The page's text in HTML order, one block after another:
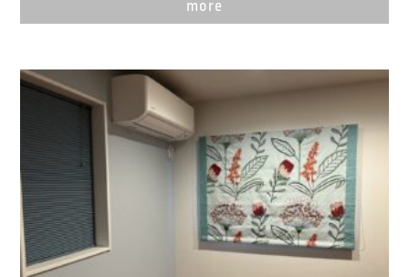
more